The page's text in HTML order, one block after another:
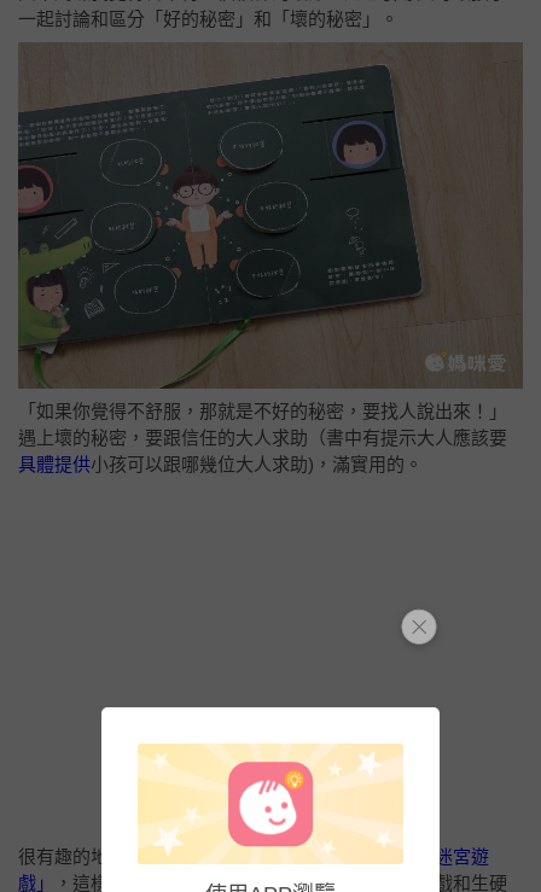
一起討論和區分「好的秘密」和「壞的秘密」。
「如果你覺得不舒服，那就是不好的秘密，要找人說出來！」
遇上壞的秘密，要跟信任的大人求助（書中有提示大人應該要
具體提供小孩可以跟哪幾位大人求助)，滿實用的。
很有趣的地方是，書中
把「尋求協助」的過程變成「迷宮遊
戲」
，這樣的方法讓媽咪我感到出乎意料，竟然把遊戲和生硬